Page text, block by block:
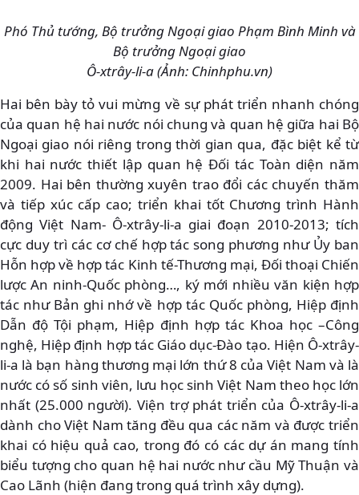
Phó Thủ tướng, Bộ trưởng Ngoại giao Phạm Bình Minh và
Bộ trưởng Ngoại giao
Ô-xtrây-li-a (Ảnh: Chinhphu.vn)
Hai bên bày tỏ vui mừng về sự phát triển nhanh chóng
của quan hệ hai nước nói chung và quan hệ giữa hai Bộ
Ngoại giao nói riêng trong thời gian qua, đặc biệt kể từ
khi hai nước thiết lập quan hệ Đối tác Toàn diện năm
2009. Hai bên thường xuyên trao đổi các chuyến thăm
và tiếp xúc cấp cao; triển khai tốt Chương trình Hành
động Việt Nam- Ô-xtrây-li-a giai đoạn 2010-2013; tích
cực duy trì các cơ chế hợp tác song phương như Ủy ban
Hỗn hợp về hợp tác Kinh tế-Thương mại, Đối thoại Chiến
lược An ninh-Quốc phòng…, ký mới nhiều văn kiện hợp
tác như Bản ghi nhớ về hợp tác Quốc phòng, Hiệp định
Dẫn độ Tội phạm, Hiệp định hợp tác Khoa học –Công
nghệ, Hiệp định hợp tác Giáo dục-Đào tạo. Hiện Ô-xtrây-
li-a là bạn hàng thương mại lớn thứ 8 của Việt Nam và là
nước có số sinh viên, lưu học sinh Việt Nam theo học lớn
nhất (25.000 người). Viện trợ phát triển của Ô-xtrây-li-a
dành cho Việt Nam tăng đều qua các năm và được triển
khai có hiệu quả cao, trong đó có các dự án mang tính
biểu tượng cho quan hệ hai nước như cầu Mỹ Thuận và
Cao Lãnh (hiện đang trong quá trình xây dựng).